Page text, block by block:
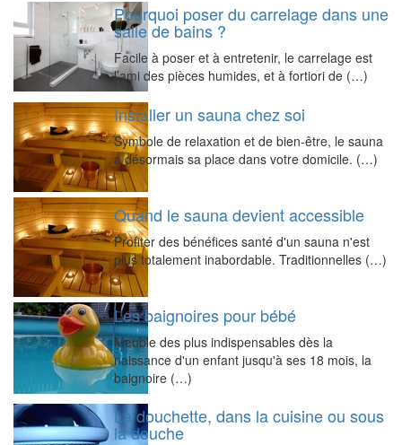
Pourquoi poser du carrelage dans une
salle de bains ?
Facile à poser et à entretenir, le carrelage est
l’ami des pièces humides, et à fortiori de (…)
Installer un sauna chez soi
Symbole de relaxation et de bien-être, le sauna
a désormais sa place dans votre domicile. (…)
Quand le sauna devient accessible
Profiter des bénéfices santé d'un sauna n'est
plus totalement inabordable. Traditionnelles (…)
Les baignoires pour bébé
Meuble des plus indispensables dès la
naissance d'un enfant jusqu'à ses 18 mois, la
baignoire (…)
La douchette, dans la cuisine ou sous
la douche